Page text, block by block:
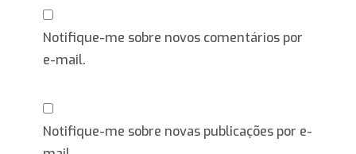
Notifique-me sobre novos comentários por
e-mail.
Notifique-me sobre novas publicações por e-